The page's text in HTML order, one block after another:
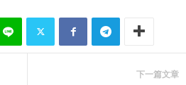
下一篇文章